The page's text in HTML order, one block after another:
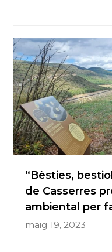
“Bèsties,
de Casserres
ambiental per
maig 19, 2023